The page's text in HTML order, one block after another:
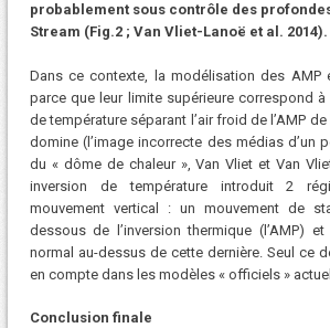
probablement sous contrôle des
Stream (Fig.2 ; Van Vliet-Lanoë et al. 2014).
Dans ce contexte, la modélisation des AMP
parce que leur limite supérieure correspond à
de température séparant l’air froid de l’AMP
domine (l’image incorrecte des médias d’un
du « dôme de chaleur », Van Vliet et Van
inversion de température introduit 2
mouvement vertical : un mouvement de
dessous de l’inversion thermique (l’AMP)
normal au-dessus de cette dernière. Seul ce
en compte dans les modèles « officiels »
Conclusion finale